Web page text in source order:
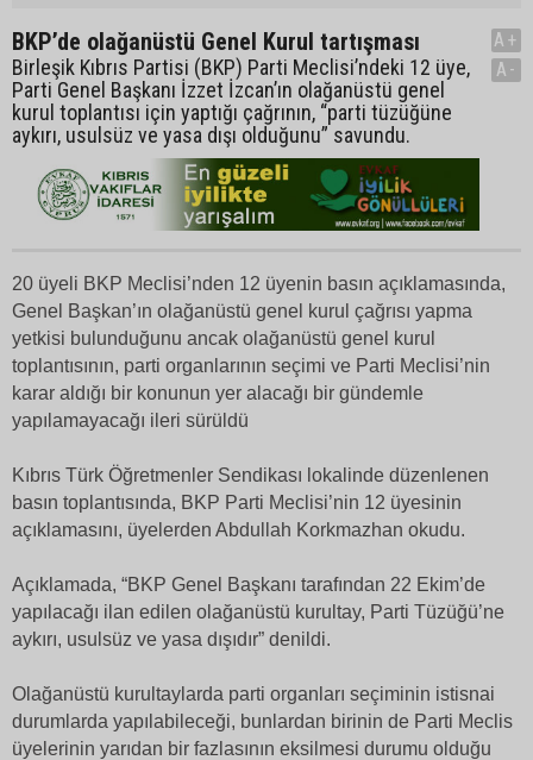
BKP’de olağanüstü Genel Kurul tartışması
Birleşik Kıbrıs Partisi (BKP) Parti Meclisi’ndeki 12 üye,
Parti Genel Başkanı İzzet İzcan’ın olağanüstü genel
kurul toplantısı için yaptığı çağrının, “parti tüzüğüne
aykırı, usulsüz ve yasa dışı olduğunu” savundu.
A+
A-
20 üyeli BKP Meclisi’nden 12 üyenin basın açıklamasında,
Genel Başkan’ın olağanüstü genel kurul çağrısı yapma
yetkisi bulunduğunu ancak olağanüstü genel kurul
toplantısının, parti organlarının seçimi ve Parti Meclisi’nin
karar aldığı bir konunun yer alacağı bir gündemle
yapılamayacağı ileri sürüldü
Kıbrıs Türk Öğretmenler Sendikası lokalinde düzenlenen
basın toplantısında, BKP Parti Meclisi’nin 12 üyesinin
açıklamasını, üyelerden Abdullah Korkmazhan okudu.
Açıklamada, “BKP Genel Başkanı tarafından 22 Ekim’de
yapılacağı ilan edilen olağanüstü kurultay, Parti Tüzüğü’ne
aykırı, usulsüz ve yasa dışıdır” denildi.
Olağanüstü kurultaylarda parti organları seçiminin istisnai
durumlarda yapılabileceği, bunlardan birinin de Parti Meclis
üyelerinin yarıdan bir fazlasının eksilmesi durumu olduğu